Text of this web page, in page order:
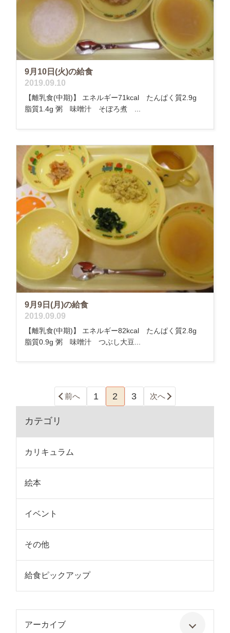
9月10日(火)の給食
2019.09.10
【離乳食(中期)】 エネルギー71kcal たんぱく質2.9g
脂質1.4g 粥 味噌汁 そぼろ煮 ...
9月9日(月)の給食
2019.09.09
【離乳食(中期)】 エネルギー82kcal たんぱく質2.8g
脂質0.9g 粥 味噌汁 つぶし大豆...
前へ 1 2 3 次へ
カテゴリ
カリキュラム
絵本
イベント
その他
給食ピックアップ
アーカイブ